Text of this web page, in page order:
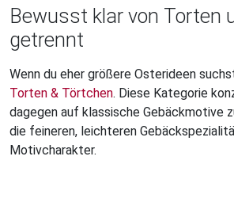
Bewusst klar von Torten
getrennt
Wenn du eher größere Osterideen
Torten & Törtchen. Diese Kategorie
dagegen auf klassische Gebäckmotive
die feineren, leichteren
Motivcharakter.